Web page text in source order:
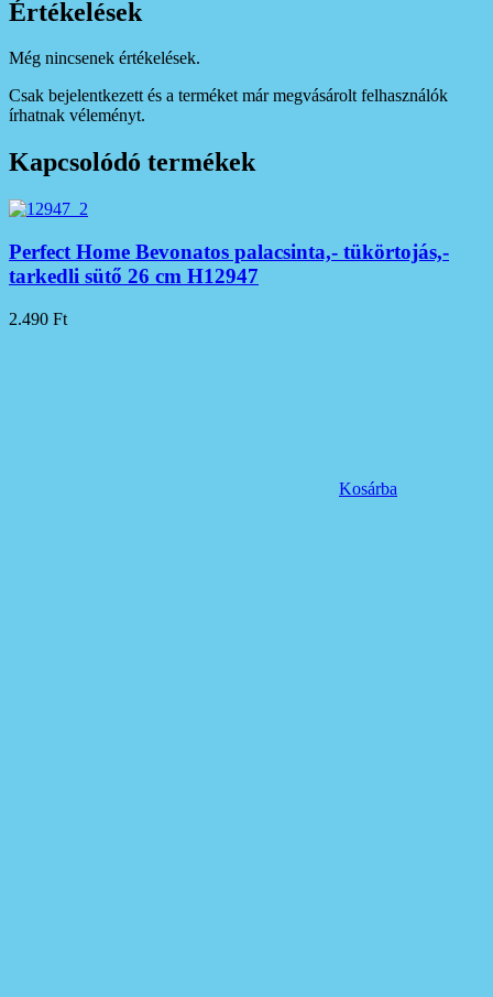
Értékelések
Még nincsenek értékelések.
Csak bejelentkezett és a terméket már megvásárolt felhasználók
írhatnak véleményt.
Kapcsolódó termékek
Perfect Home Bevonatos palacsinta,- tükörtojás,-
tarkedli sütő 26 cm H12947
2.490 Ft
Kosárba